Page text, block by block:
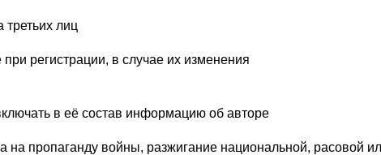
третьих лиц
регистрации, в случае их изменения
в её состав информацию об авторе
пропаганду войны, разжигание национальной, расовой